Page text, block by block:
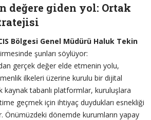
değere giden yol: Ortak
Bölgesi Genel Müdürü Haluk Tekin
şunları söylüyor:
gerçek değer elde etmenin yolu,
ilkeleri üzerine kurulu bir dijital
kaynak tabanlı platformlar, kuruluşlara
geçmek için ihtiyaç duydukları esnekliği
Önümüzdeki dönemde kurumların yapay